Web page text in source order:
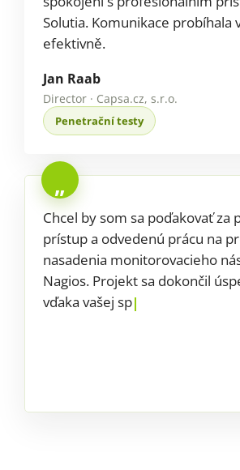
Solutia. Komunikace probíhala
efektivně.
Jan Raab
Director · Capsa.cz, s.r.o.
Penetrační testy
„
Chcel by som sa poďakovať za
prístup a odvedenú prácu na
nasadenia monitorovacieho
Nagios. Projekt sa dokončil
vďaka vašej spoločnosti.